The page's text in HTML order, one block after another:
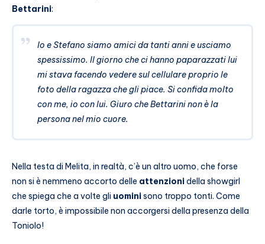
Bettarini:
Io e Stefano siamo amici da tanti anni e usciamo
spessissimo. Il giorno che ci hanno paparazzati lui
mi stava facendo vedere sul cellulare proprio le
foto della ragazza che gli piace. Si confida molto
con me, io con lui. Giuro che Bettarini non è la
persona nel mio cuore.
Nella testa di Melita, in realtà, c’è un altro uomo, che forse
non si è nemmeno accorto delle attenzionidella showgirl
che spiega che a volte gli uominisono troppo tonti. Come
darle torto, è impossibile non accorgersi della presenza della
Toniolo!